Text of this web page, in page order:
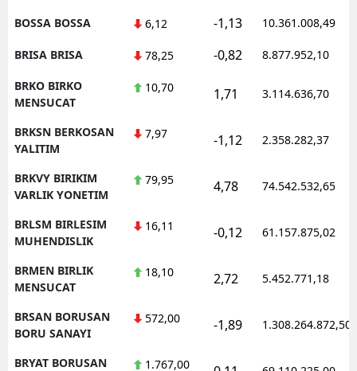
BOSSA BOSSA 6,12 -1,13 10.361.008,49
BRISA BRISA 78,25 -0,82 8.877.952,10
BRKO BIRKO
MENSUCAT
10,70 1,71 3.114.636,70
BRKSN BERKOSAN
YALITIM
7,97 -1,12 2.358.282,37
BRKVY BIRIKIM
VARLIK YONETIM
79,95 4,78 74.542.532,65
BRLSM BIRLESIM
MUHENDISLIK
16,11 -0,12 61.157.875,02
BRMEN BIRLIK
MENSUCAT
18,10 2,72 5.452.771,18
BRSAN BORUSAN
BORU SANAYI
572,00 -1,89 1.308.264.872,50
BRYAT BORUSAN
1.767,00